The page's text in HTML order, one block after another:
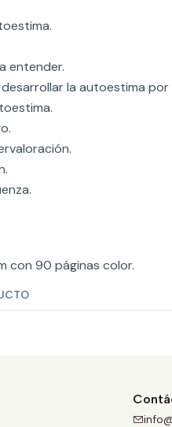
entender.
la autoestima por
con 90 páginas color.